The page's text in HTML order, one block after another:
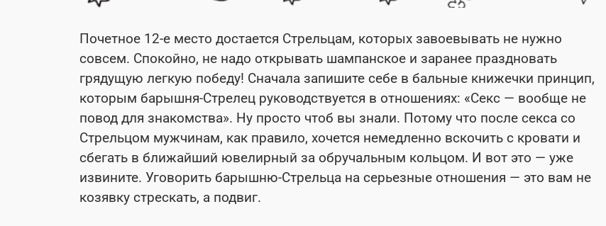
Почетное 12-е место достается Стрельцам, которых завоевывать не нужно
совсем. Спокойно, не надо открывать шампанское и заранее праздновать
грядущую легкую победу! Сначала запишите себе в бальные книжечки принцип,
которым барышня-Стрелец руководствуется в отношениях: «Секс — вообще не
повод для знакомства». Ну просто чтоб вы знали. Потому что после секса со
Стрельцом мужчинам, как правило, хочется немедленно вскочить с кровати и
сбегать в ближайший ювелирный за обручальным кольцом. И вот это — уже
извините. Уговорить барышню-Стрельца на серьезные отношения — это вам не
козявку стрескать, а подвиг.